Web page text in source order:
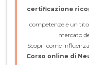
certificazione
competenze e un
mercato
Scopri come
Corso online di